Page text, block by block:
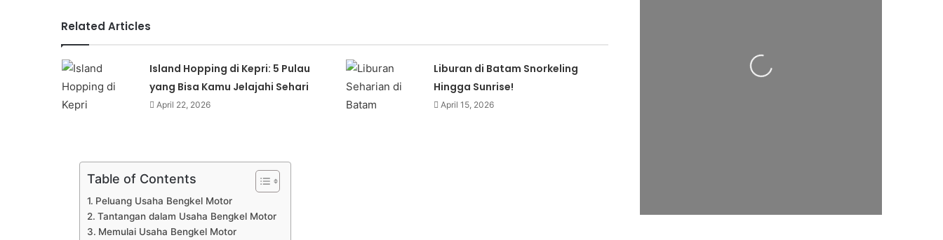
Related Articles
Island Hopping di Kepri: 5 Pulau
yang Bisa Kamu Jelajahi Sehari
April 22, 2026
Liburan di Batam Snorkeling
Hingga Sunrise!
April 15, 2026
Table of Contents
Peluang Usaha Bengkel Motor
Tantangan dalam Usaha Bengkel Motor
Memulai Usaha Bengkel Motor
Loading...